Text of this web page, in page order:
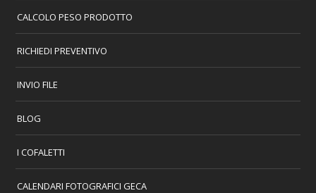
CALCOLO PESO PRODOTTO
RICHIEDI PREVENTIVO
INVIO FILE
BLOG
I COFALETTI
CALENDARI FOTOGRAFICI GECA